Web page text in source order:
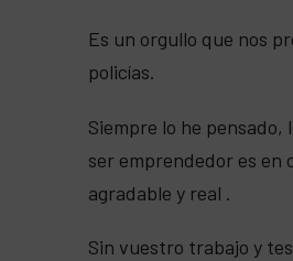
Es un orgullo que nos
policías.
Siempre lo he
ser emprendedor es en
agradable y real .
Sin vuestro trabajo y